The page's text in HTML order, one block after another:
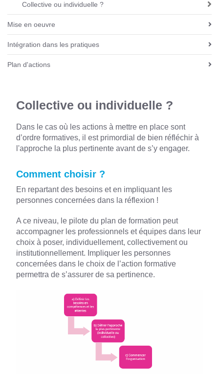
Collective ou individuelle ?
Mise en oeuvre
Intégration dans les pratiques
Plan d'actions
Collective ou individuelle ?
Dans le cas où les actions à mettre en place sont
d’ordre formatives, il est primordial de bien réfléchir à
l'approche la plus pertinente avant de s’y engager.
Comment choisir ?
En repartant des besoins et en impliquant les
personnes concernées dans la réflexion !
A ce niveau, le pilote du plan de formation peut
accompagner les professionnels et équipes dans leur
choix à poser, individuellement, collectivement ou
institutionnellement. Impliquer les personnes
concernées dans le choix de l’action formative
permettra de s’assurer de sa pertinence.